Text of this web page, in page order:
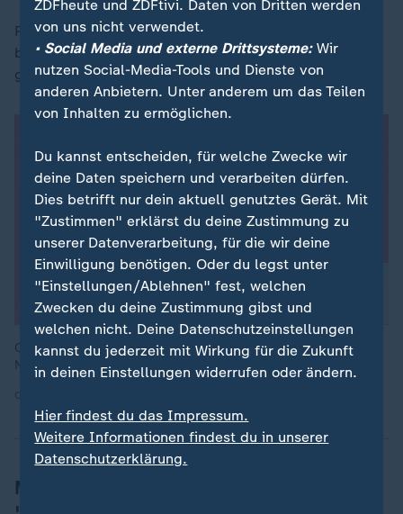
Reymann will so ermöglichen, dass die FDP "ohne
belastende Personaldebatten" in den Wahlkampf
gehen kann.
Carsten Reymann möchte seiner Partei eine personelle
Neuaufstellung ermöglichen.
Miersch: Djir-Sarai-Rücktritt
ZDFheute und ZDFtivi. Daten von Dritten werden
von uns nicht verwendet.
• Social Media und externe Drittsysteme:Wir
nutzen Social-Media-Tools und Dienste von
anderen Anbietern. Unter anderem um das Teilen
von Inhalten zu ermöglichen.
Du kannst entscheiden, für welche Zwecke wir
deine Daten speichern und verarbeiten dürfen.
Dies betrifft nur dein aktuell genutztes Gerät. Mit
"Zustimmen" erklärst du deine Zustimmung zu
unserer Datenverarbeitung, für die wir deine
Einwilligung benötigen. Oder du legst unter
"Einstellungen/Ablehnen" fest, welchen
Zwecken du deine Zustimmung gibst und
welchen nicht. Deine Datenschutzeinstellungen
kannst du jederzeit mit Wirkung für die Zukunft
in deinen Einstellungen widerrufen oder ändern.
Hier findest du das Impressum.
Weitere Informationen findest du in unserer
Datenschutzerklärung.